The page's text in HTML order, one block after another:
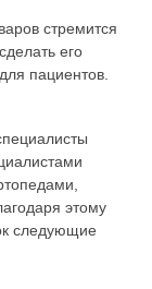
стремится
его
пациентов.
этому
следующие